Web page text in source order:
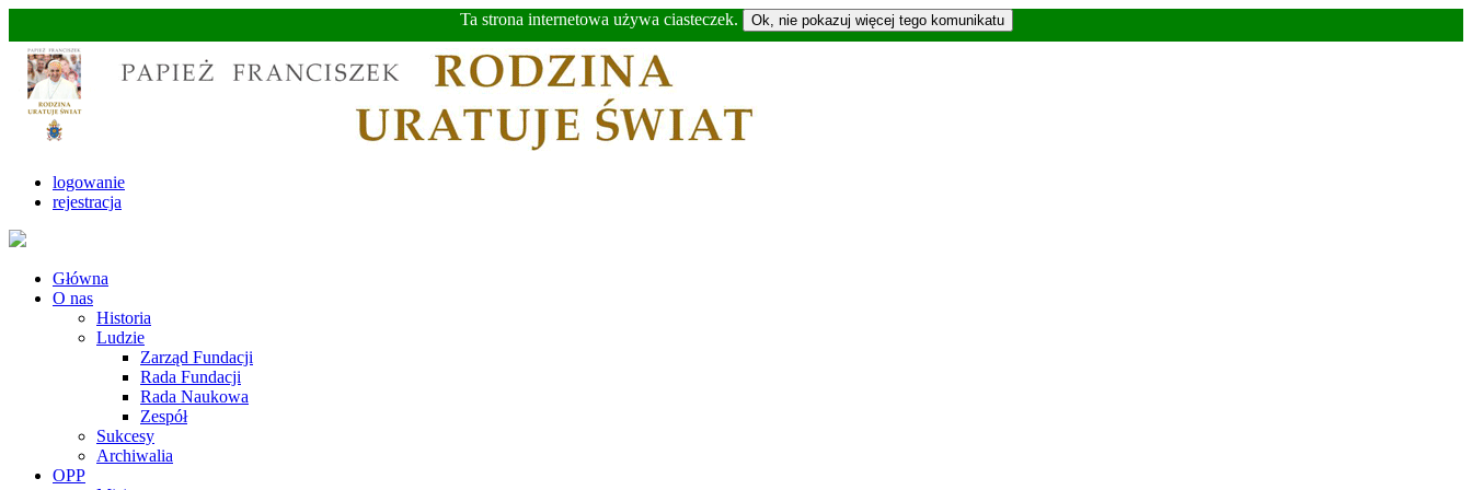
Ta strona internetowa używa ciasteczek.
logowanie
rejestracja
Główna
O nas
Historia
Ludzie
Zarząd Fundacji
Rada Fundacji
Rada Naukowa
Zespół
Sukcesy
Archiwalia
OPP